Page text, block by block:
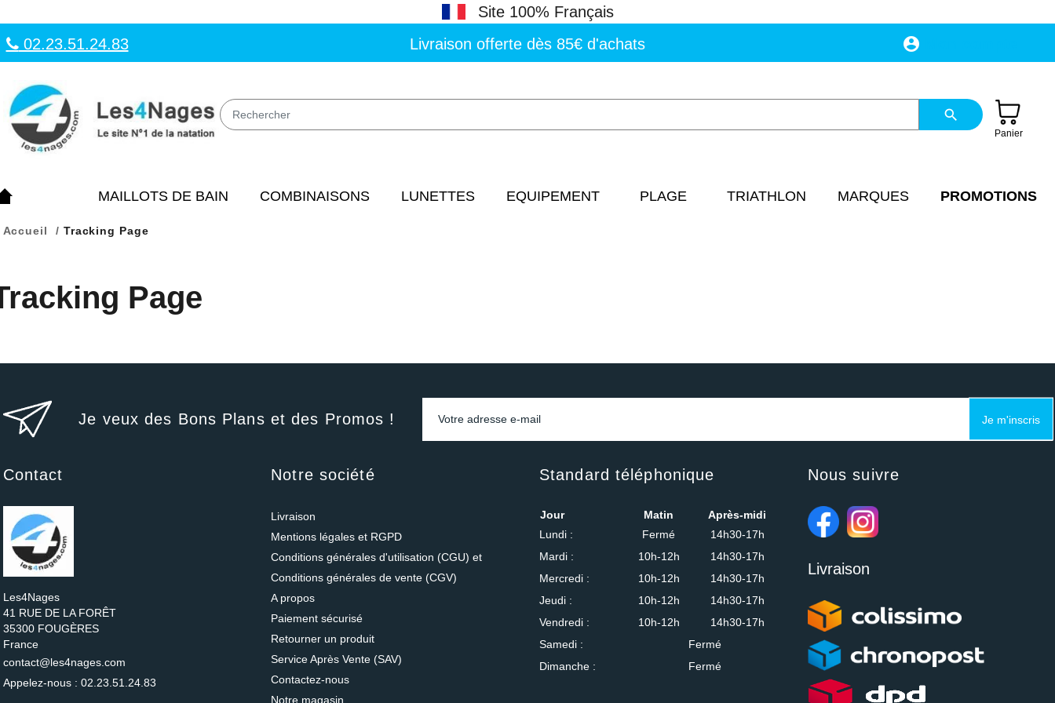
Site 100% Français
02.23.51.24.83
Livraison offerte dès 85€ d'achats account_circle
search
Panier
MAILLOTS DE BAIN COMBINAISONS LUNETTES EQUIPEMENT PLAGE TRIATHLON MARQUES PROMOTIONS
Accueil Tracking Page
Page
Je veux des Bons Plans et des Promos ! Je m'inscris
Contact
Les4Nages
41 RUE DE LA FORÊT
35300 FOUGÈRES
France
contact@les4nages.com
Appelez-nous : 02.23.51.24.83
Notre société
Livraison
Mentions légales et RGPD
Conditions générales d'utilisation (CGU) et
Conditions générales de vente (CGV)
A propos
Paiement sécurisé
Retourner un produit
Service Après Vente (SAV)
Contactez-nous
Notre magasin
Standard téléphonique
Jour Matin
Après-midi
Lundi :
Fermé
14h30-17h
Mardi :
10h-12h
14h30-17h
Mercredi :
10h-12h
14h30-17h
Jeudi :
10h-12h
14h30-17h
Vendredi :
10h-12h
14h30-17h
Samedi :
Fermé
Dimanche :
Fermé
Nous suivre
Livraison